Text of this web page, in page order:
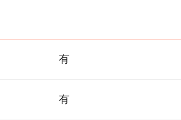
有
有